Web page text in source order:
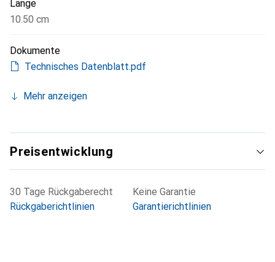
Länge
10.50 cm
Dokumente
Technisches Datenblatt.pdf
Mehr anzeigen
Preisentwicklung
30 Tage Rückgaberecht
Rückgaberichtlinien
Keine Garantie
Garantierichtlinien